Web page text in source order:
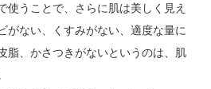
使うことで、さらに肌は美しく見え
がない、くすみがない、適度な量に
脂、かさつきがないというのは、肌